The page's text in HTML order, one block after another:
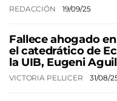
REDACCIÓN 19/09/25
Fallece ahogado
el catedrático de
la UIB, Eugeni
VICTORIA PELLICER 31/08/